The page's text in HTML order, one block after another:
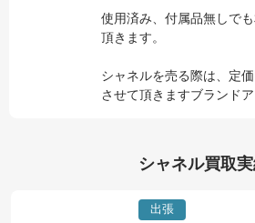
使用済み、付属品無しで
頂きます。
シャネルを売る際は、定
させて頂きますブランド
シャネル買取
出張